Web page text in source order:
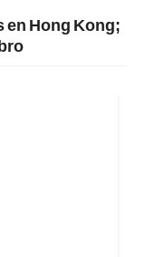
en Hong Kong;